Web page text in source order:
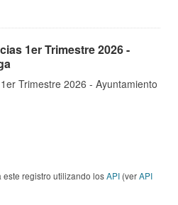
1er Trimestre 2026 -
Trimestre 2026 - Ayuntamiento
registro utilizando losAPI (verAPI